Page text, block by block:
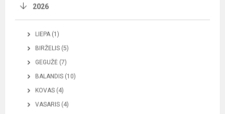
2026
LIEPA (1)
BIRŽELIS (5)
GEGUŽĖ (7)
BALANDIS (10)
KOVAS (4)
VASARIS (4)